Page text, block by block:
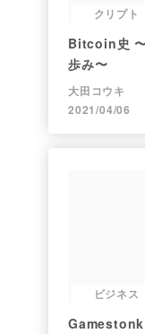
クリプト
Bitcoin史
歩み〜
大田コウキ
2021/04/06
ビジネス